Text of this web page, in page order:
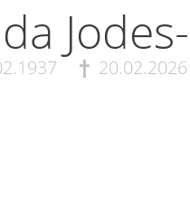
20.02.2026